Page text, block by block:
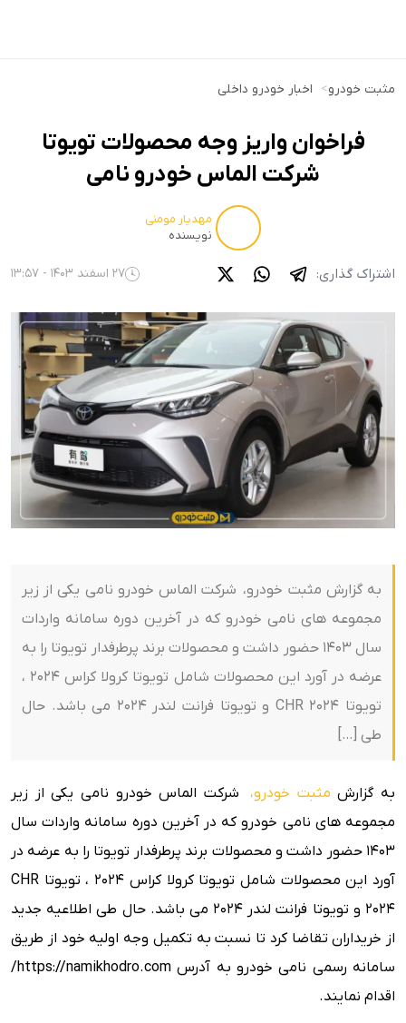
مثبت خودرو> اخبار خودرو داخلی
فراخوان واریز وجه محصولات تویوتا
شرکت الماس خودرو نامی
مهدیار مومنی
نویسنده
اشتراک گذاری: 27 اسفند 1403 - 13:57
به گزارش مثبت خودرو، شرکت الماس خودرو نامی یکی از زیر
مجموعه های نامی خودرو که در آخرین دوره سامانه واردات
سال 1403 حضور داشت و محصولات برند پرطرفدار تویوتا را به
عرضه در آورد این محصولات شامل تویوتا کرولا کراس 2024 ،
تویوتا CHR 2024 و تویوتا فرانت لندر 2024 می باشد. حال
طی […]
به گزارش مثبت خودرو،
شرکت الماس خودرو نامی یکی از زیر
مجموعه های نامی خودرو که در آخرین دوره سامانه واردات سال
1403 حضور داشت و محصولات برند پرطرفدار تویوتا را به عرضه در
آورد این محصولات شامل تویوتا کرولا کراس 2024 ، تویوتا CHR
2024 و تویوتا فرانت لندر 2024 می باشد. حال طی اطلاعیه جدید
از خریداران تقاضا کرد تا نسبت به تکمیل وجه اولیه خود از طریق
سامانه رسمی نامی خودرو به آدرس https://namikhodro.com/
اقدام نمایند.